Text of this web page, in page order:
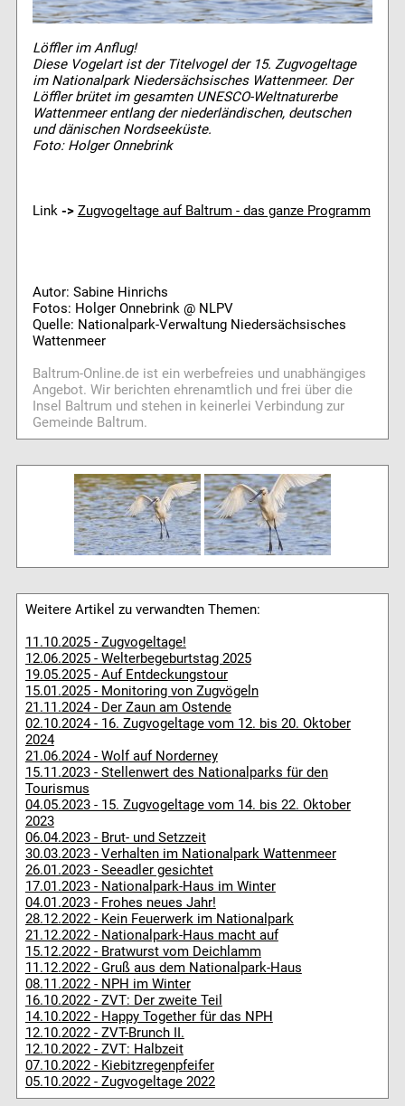
Löffler im Anflug!
Diese Vogelart ist der Titelvogel der 15. Zugvogeltage
im Nationalpark Niedersächsisches Wattenmeer. Der
Löffler brütet im gesamten UNESCO-Weltnaturerbe
Wattenmeer entlang der niederländischen, deutschen
und dänischen Nordseeküste.
Foto: Holger Onnebrink
Link -> Zugvogeltage auf Baltrum - das ganze Programm
Autor: Sabine Hinrichs
Fotos: Holger Onnebrink @ NLPV
Quelle: Nationalpark-Verwaltung Niedersächsisches
Wattenmeer
Baltrum-Online.de ist ein werbefreies und unabhängiges
Angebot. Wir berichten ehrenamtlich und frei über die
Insel Baltrum und stehen in keinerlei Verbindung zur
Gemeinde Baltrum.
Weitere Artikel zu verwandten Themen:
11.10.2025 - Zugvogeltage!
12.06.2025 - Welterbegeburtstag 2025
19.05.2025 - Auf Entdeckungstour
15.01.2025 - Monitoring von Zugvögeln
21.11.2024 - Der Zaun am Ostende
02.10.2024 - 16. Zugvogeltage vom 12. bis 20. Oktober
2024
21.06.2024 - Wolf auf Norderney
15.11.2023 - Stellenwert des Nationalparks für den
Tourismus
04.05.2023 - 15. Zugvogeltage vom 14. bis 22. Oktober
2023
06.04.2023 - Brut- und Setzzeit
30.03.2023 - Verhalten im Nationalpark Wattenmeer
26.01.2023 - Seeadler gesichtet
17.01.2023 - Nationalpark-Haus im Winter
04.01.2023 - Frohes neues Jahr!
28.12.2022 - Kein Feuerwerk im Nationalpark
21.12.2022 - Nationalpark-Haus macht auf
15.12.2022 - Bratwurst vom Deichlamm
11.12.2022 - Gruß aus dem Nationalpark-Haus
08.11.2022 - NPH im Winter
16.10.2022 - ZVT: Der zweite Teil
14.10.2022 - Happy Together für das NPH
12.10.2022 - ZVT-Brunch II.
12.10.2022 - ZVT: Halbzeit
07.10.2022 - Kiebitzregenpfeifer
05.10.2022 - Zugvogeltage 2022